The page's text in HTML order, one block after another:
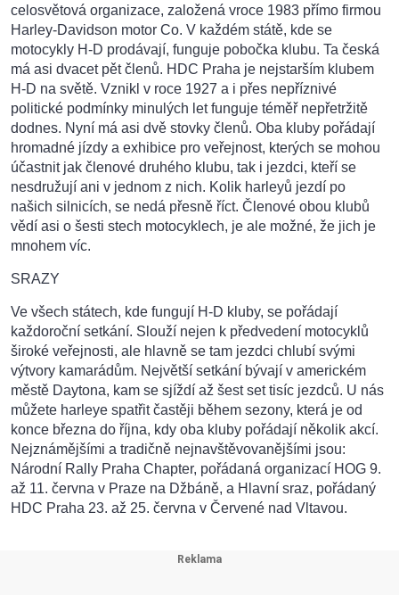
celosvětová organizace, založená vroce 1983 přímo firmou
Harley-Davidson motor Co. V každém státě, kde se
motocykly H-D prodávají, funguje pobočka klubu. Ta česká
má asi dvacet pět členů. HDC Praha je nejstarším klubem
H-D na světě. Vznikl v roce 1927 a i přes nepříznivé
politické podmínky minulých let funguje téměř nepřetržitě
dodnes. Nyní má asi dvě stovky členů. Oba kluby pořádají
hromadné jízdy a exhibice pro veřejnost, kterých se mohou
účastnit jak členové druhého klubu, tak i jezdci, kteří se
nesdružují ani v jednom z nich. Kolik harleyů jezdí po
našich silnicích, se nedá přesně říct. Členové obou klubů
vědí asi o šesti stech motocyklech, je ale možné, že jich je
mnohem víc.
SRAZY
Ve všech státech, kde fungují H-D kluby, se pořádají
každoroční setkání. Slouží nejen k předvedení motocyklů
široké veřejnosti, ale hlavně se tam jezdci chlubí svými
výtvory kamarádům. Největší setkání bývají v americkém
městě Daytona, kam se sjíždí až šest set tisíc jezdců. U nás
můžete harleye spatřit častěji během sezony, která je od
konce března do října, kdy oba kluby pořádají několik akcí.
Nejznámějšími a tradičně nejnavštěvovanějšími jsou:
Národní Rally Praha Chapter, pořádaná organizací HOG 9.
až 11. června v Praze na Džbáně, a Hlavní sraz, pořádaný
HDC Praha 23. až 25. června v Červené nad Vltavou.